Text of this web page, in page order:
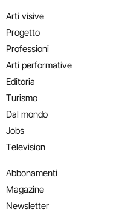
Arti visive
Progetto
Professioni
Arti performative
Editoria
Turismo
Dal mondo
Jobs
Television
Abbonamenti
Magazine
Newsletter